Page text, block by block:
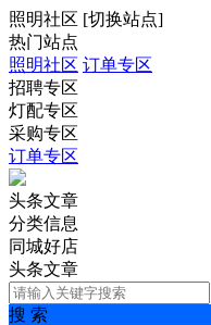
照明社区 [切换站点]
热门站点
照明社区 订单专区
招聘专区
灯配专区
采购专区
订单专区
头条文章
分类信息
同城好店
头条文章
搜 索